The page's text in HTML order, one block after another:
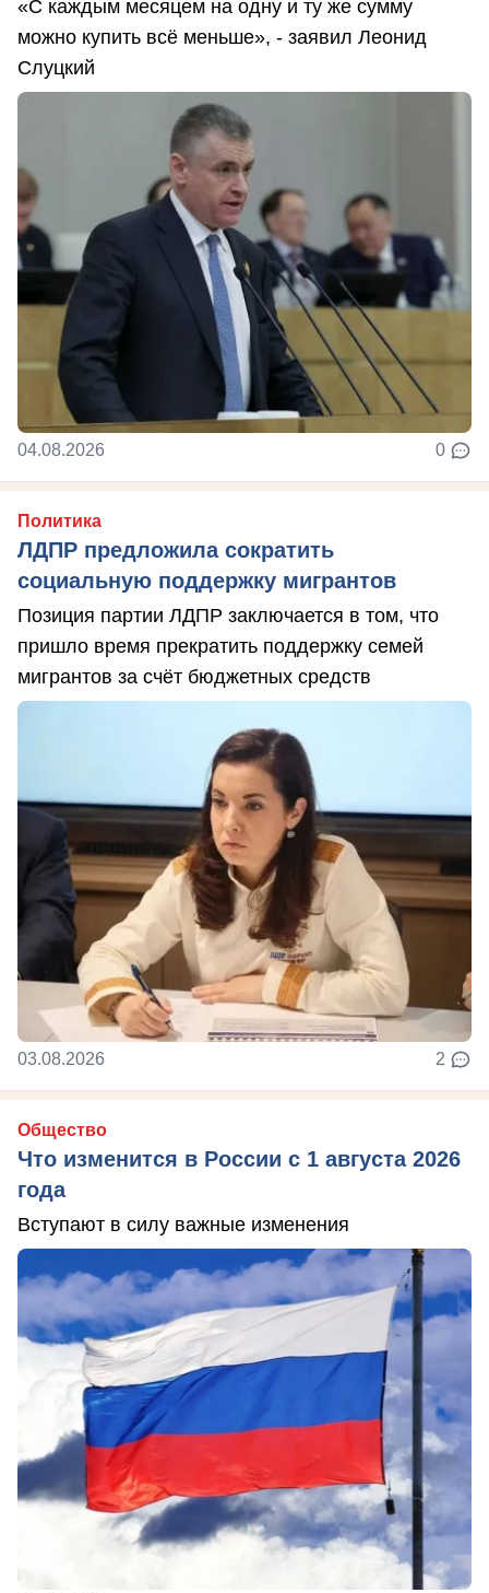
«С каждым месяцем на одну и ту же сумму
можно купить всё меньше», - заявил Леонид
Слуцкий
04.08.2026 0
Политика
ЛДПР предложила сократить
социальную поддержку мигрантов
Позиция партии ЛДПР заключается в том, что
пришло время прекратить поддержку семей
мигрантов за счёт бюджетных средств
03.08.2026 2
Общество
Что изменится в России с 1 августа 2026
года
Вступают в силу важные изменения